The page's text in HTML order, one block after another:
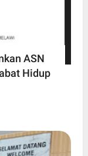
ASN
Hidup